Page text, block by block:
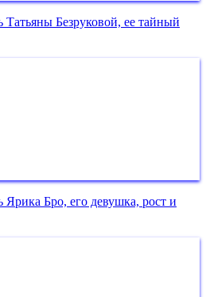
Безруковой, ее тайный
Бро, его девушка, рост и